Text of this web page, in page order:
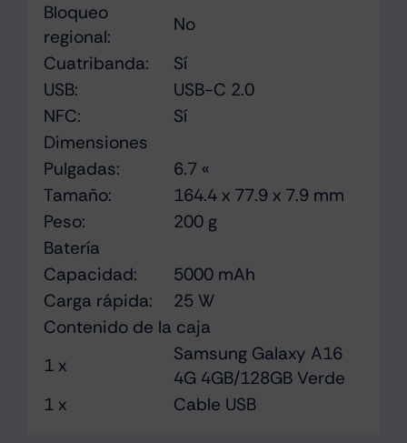
Bloqueo
regional:
No
Cuatribanda:
Sí
USB:
USB-C 2.0
NFC:
Sí
Dimensiones
Pulgadas:
6.7 «
Tamaño:
164.4 x 77.9 x 7.9 mm
Peso:
200 g
Batería
Capacidad:
5000 mAh
Carga rápida:
25 W
Contenido de la caja
1 x
Samsung Galaxy A16
4G 4GB/128GB Verde
1 x
Cable USB